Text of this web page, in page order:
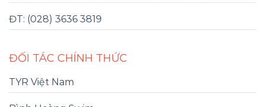
ĐT: (028) 3636 3819
ĐỐI TÁC CHÍNH THỨC
TYR Việt Nam